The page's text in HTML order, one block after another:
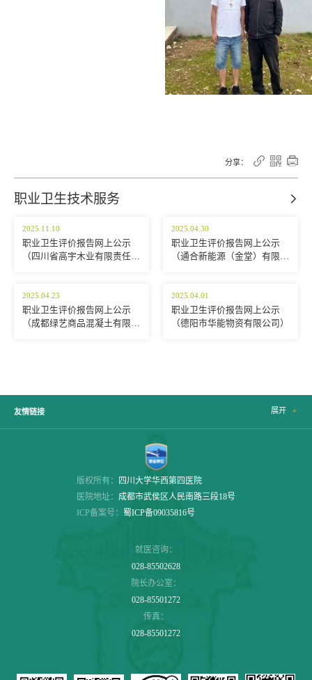
分享：   
职业卫生技术服务 
2025.11.10
职业卫生评价报告网上公示
（四川省高宇木业有限责任公
2025.04.30
职业卫生评价报告网上公示
（通合新能源（金堂）有限公
2025.04.23
职业卫生评价报告网上公示
（成都绿艺商品混凝土有限公
2025.04.01
职业卫生评价报告网上公示
（德阳市华能物资有限公司）
友情链接 展开 
版权所有：
四川大学华西第四医院
医院地址： 成都市武侯区人民南路三段18号
ICP备案号： 蜀ICP备09035816号
就医咨询：
028-85502628
院长办公室：
028-85501272
传真：
028-85501272